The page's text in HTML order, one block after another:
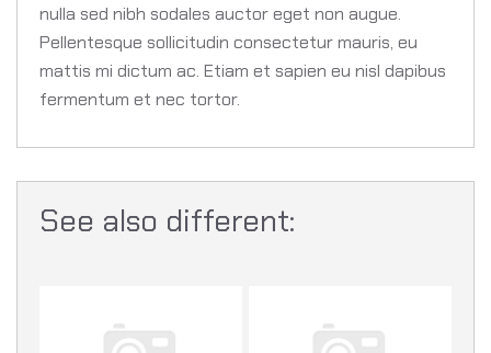
nulla sed nibh sodales auctor eget non augue.
Pellentesque sollicitudin consectetur mauris, eu
mattis mi dictum ac. Etiam et sapien eu nisl dapibus
fermentum et nec tortor.
See also different: